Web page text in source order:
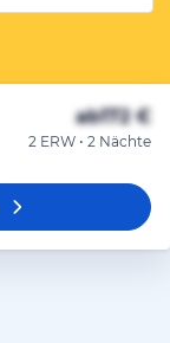
ab172 €
2 ERW • 2 Nächte